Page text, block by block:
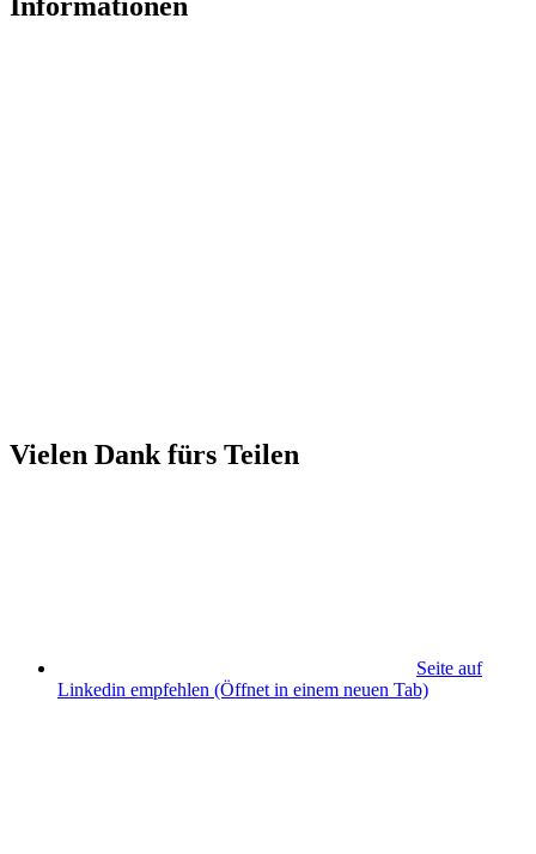
Informationen
Vielen Dank fürs Teilen
Seite auf
Linkedin empfehlen (Öffnet in einem neuen Tab)